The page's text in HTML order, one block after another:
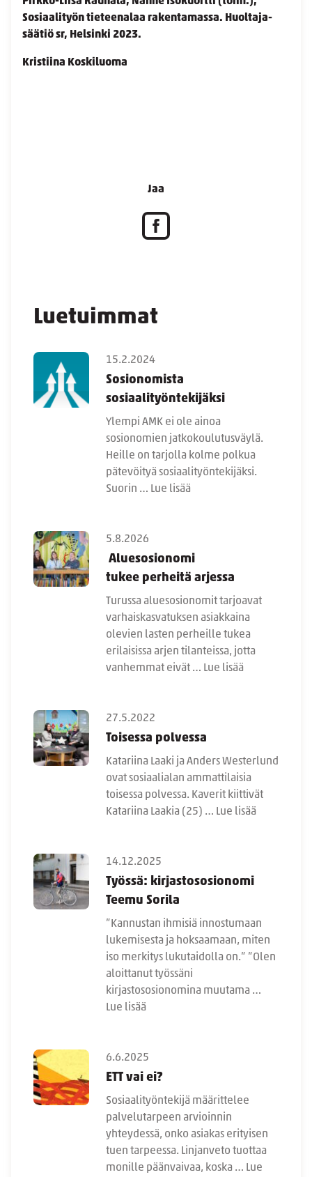
Luetuimmat
15.2.2024
Sosionomista
sosiaalityöntekijäksi
Ylempi AMK ei ole ainoa
sosionomien jatkokoulutusväylä.
Heille on tarjolla kolme polkua
pätevöityä sosiaalityöntekijäksi.
Suorin … Lue lisää
5.8.2026
Aluesosionomi
tukee perheitä arjessa
Turussa aluesosionomit tarjoavat
varhaiskasvatuksen asiakkaina
olevien lasten perheille tukea
erilaisissa arjen tilanteissa, jotta
vanhemmat eivät … Lue lisää
27.5.2022
Toisessa polvessa
Katariina Laaki ja Anders Westerlund
ovat sosiaalialan ammattilaisia
toisessa polvessa. Kaverit kiittivät
Katariina Laakia (25) … Lue lisää
14.12.2025
Työssä: kirjastososionomi
Teemu Sorila
”Kannustan ihmisiä innostumaan
lukemisesta ja hoksaamaan, miten
iso merkitys lukutaidolla on.” ”Olen
aloittanut työssäni
kirjastososionomina muutama …
Lue lisää
6.6.2025
ETT vai ei?
Sosiaalityöntekijä määrittelee
palvelutarpeen arvioinnin
yhteydessä, onko asiakas erityisen
tuen tarpeessa. Linjanveto tuottaa
monille päänvaivaa, koska … Lue
Sosiaalityön tieteenalaa rakentamassa. Huoltaja-
säätiö sr, Helsinki 2023.
Kristiina Koskiluoma
Jaa